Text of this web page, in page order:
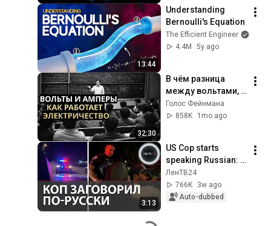
13:44
Understanding
Bernoulli's Equation
The Efficient Engineer
4.4M
5y ago
32:30
В чём разница
между вольтами,
ваттами и
амперами?
ученикам
начальной школы
Голос Фейнмана
858K
1mo ago
3:13
US Cop starts
speaking Russian:
an unexpected
meeting between a
Kazakh and a
ЛенТВ24
766K
3w ago
Auto-dubbed